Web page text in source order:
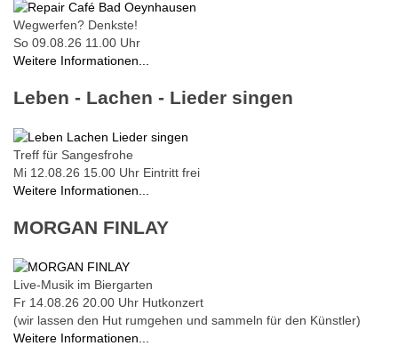
Wegwerfen? Denkste!
So 09.08.26 11.00 Uhr
Weitere Informationen...
Leben - Lachen - Lieder singen
Treff für Sangesfrohe
Mi 12.08.26 15.00 Uhr Eintritt frei
Weitere Informationen...
MORGAN FINLAY
Live-Musik im Biergarten
Fr 14.08.26 20.00 Uhr Hutkonzert
(wir lassen den Hut rumgehen und sammeln für den Künstler)
Weitere Informationen...